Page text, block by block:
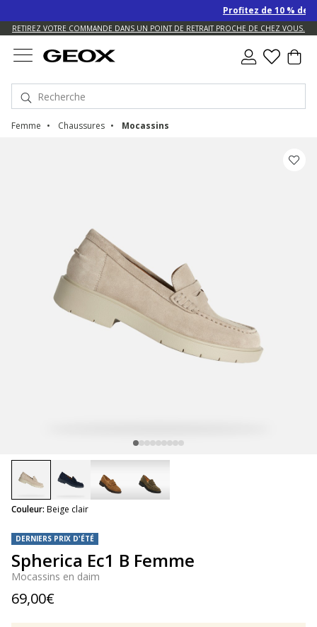
Profitez de 10 % de remise
RETIREZ VOTRE COMMANDE DANS UN POINT DE RETRAIT PROCHE DE CHEZ VOUS.
Femme Chaussures Mocassins
DERNIERS PRIX D'ÉTÉ
Spherica Ec1 B Femme
Mocassins en daim
69,00€
Couleur: Beige clair
selected